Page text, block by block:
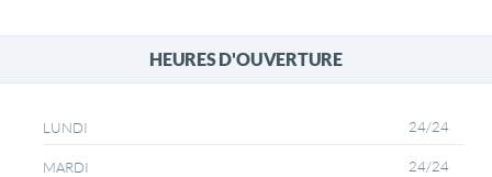
HEURES D'OUVERTURE
LUNDI 24/24
MARDI 24/24